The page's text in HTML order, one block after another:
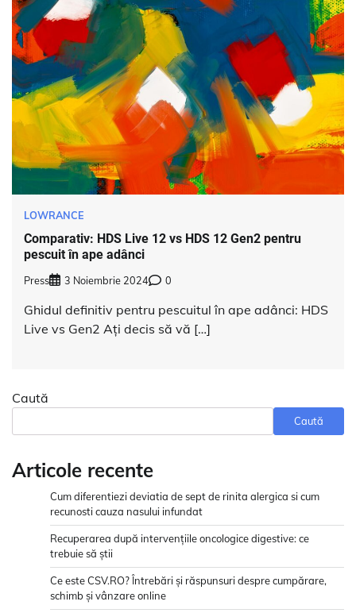
LOWRANCE
Comparativ: HDS Live 12 vs HDS 12 Gen2 pentru
pescuit în ape adânci
Press 3 Noiembrie 2024 0
Ghidul definitiv pentru pescuitul în ape adânci: HDS
Live vs Gen2 Ați decis să vă […]
Caută
Caută
Articole recente
Cum diferentiezi deviatia de sept de rinita alergica si cum
recunosti cauza nasului infundat
Recuperarea după intervențiile oncologice digestive: ce
trebuie să știi
Ce este CSV.RO? Întrebări și răspunsuri despre cumpărare,
schimb și vânzare online